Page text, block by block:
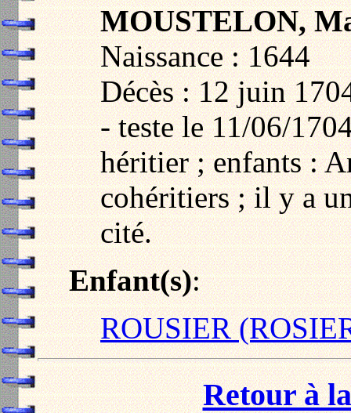
MOUSTELON,
Naissance : 1644
Décès : 12 juin
- teste le 11/06/
héritier ; enfants :
cohéritiers ; il y a
cité.
Enfant(s):
ROUSIER
Retour à